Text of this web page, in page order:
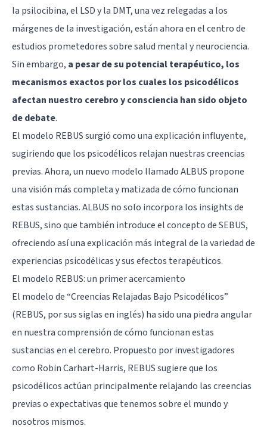
la psilocibina, el LSD y la DMT, una vez relegadas a los
márgenes de la investigación, están ahora en el centro de
estudios prometedores sobre salud mental y neurociencia.
Sin embargo, a pesar de su potencial terapéutico, los
mecanismos exactos por los cuales los psicodélicos
afectan nuestro cerebro y consciencia han sido objeto
de debate.
El modelo REBUS surgió como una explicación influyente,
sugiriendo que los psicodélicos relajan nuestras creencias
previas. Ahora, un nuevo modelo llamado ALBUS propone
una visión más completa y matizada de cómo funcionan
estas sustancias. ALBUS no solo incorpora los insights de
REBUS, sino que también introduce el concepto de SEBUS,
ofreciendo así una explicación más integral de la variedad de
experiencias psicodélicas y sus efectos terapéuticos.
El modelo REBUS: un primer acercamiento
El modelo de “Creencias Relajadas Bajo Psicodélicos”
(REBUS, por sus siglas en inglés) ha sido una piedra angular
en nuestra comprensión de cómo funcionan estas
sustancias en el cerebro. Propuesto por investigadores
como Robin Carhart-Harris, REBUS sugiere que los
psicodélicos actúan principalmente relajando las creencias
previas o expectativas que tenemos sobre el mundo y
nosotros mismos.